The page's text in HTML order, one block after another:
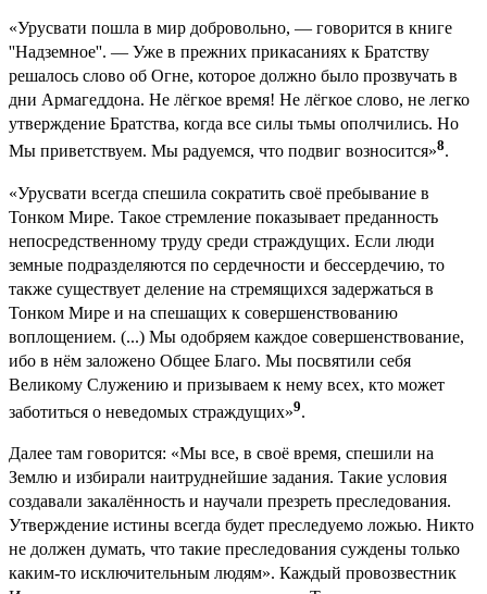
«Урусвати пошла в мир добровольно, — говорится в книге
''Надземное''. — Уже в прежних прикасаниях к Братству
решалось слово об Огне, которое должно было прозвучать в
дни Армагеддона. Не лёгкое время! Не лёгкое слово, не легко
утверждение Братства, когда все силы тьмы ополчились. Но
Мы приветствуем. Мы радуемся, что подвиг возносится»8.
«Урусвати всегда спешила сократить своё пребывание в
Тонком Мире. Такое стремление показывает преданность
непосредственному труду среди страждущих. Если люди
земные подразделяются по сердечности и бессердечию, то
также существует деление на стремящихся задержаться в
Тонком Мире и на спешащих к совершенствованию
воплощением. (...) Мы одобряем каждое совершенствование,
ибо в нём заложено Общее Благо. Мы посвятили себя
Великому Служению и призываем к нему всех, кто может
заботиться о неведомых страждущих»9.
Далее там говорится: «Мы все, в своё время, спешили на
Землю и избирали наитруднейшие задания. Такие условия
создавали закалённость и научали презреть преследования.
Утверждение истины всегда будет преследуемо ложью. Никто
не должен думать, что такие преследования суждены только
каким-то исключительным людям». Каждый провозвестник